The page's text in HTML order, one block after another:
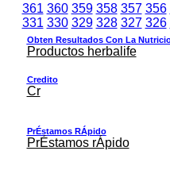
361 360 359 358 357 356
331 330 329 328 327 326
Obten Resultados Con La
Productos herbalife
Credito
Cr
PrÉstamos RÁpido
PrÉstamos rÁpido